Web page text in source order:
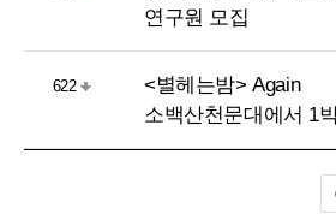
연구원 모집
622
<별헤는밤> Again
소백산천문대에서 1